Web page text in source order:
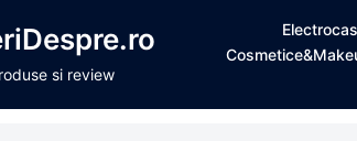
si review